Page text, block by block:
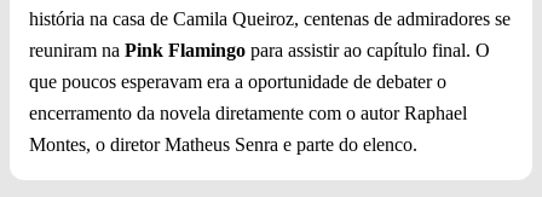
história na casa de Camila Queiroz, centenas de admiradores se
reuniram na Pink Flamingo para assistir ao capítulo final. O
que poucos esperavam era a oportunidade de debater o
encerramento da novela diretamente com o autor Raphael
Montes, o diretor Matheus Senra e parte do elenco.